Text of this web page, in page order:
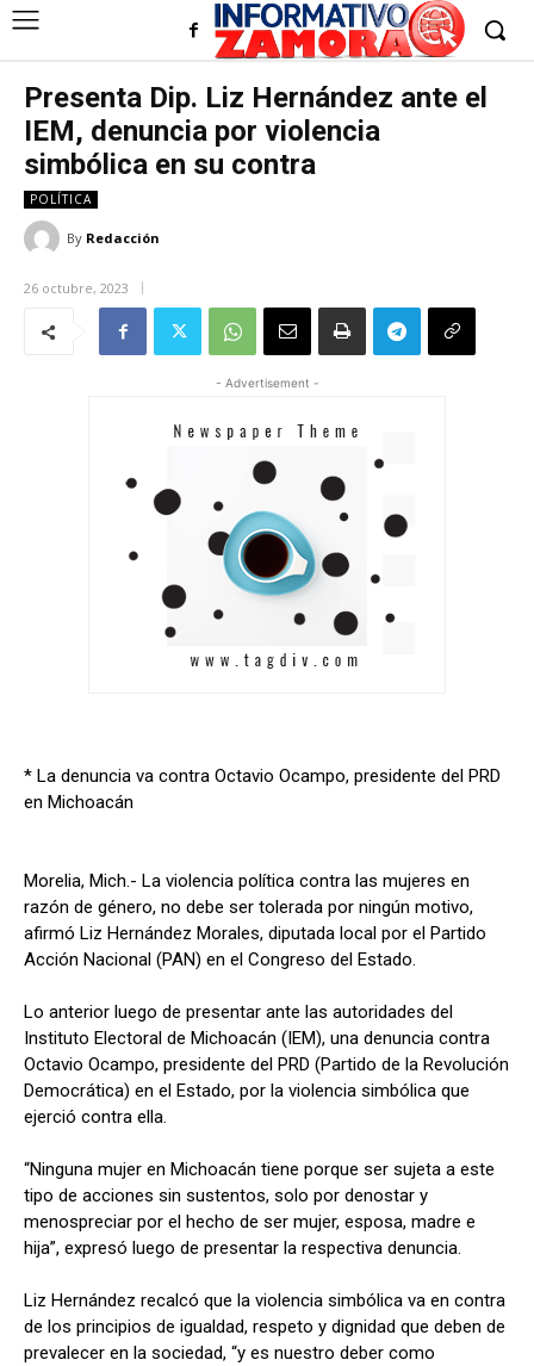
Presenta Dip. Liz Hernández ante el
IEM, denuncia por violencia
simbólica en su contra
POLÍTICA
By Redacción
26 octubre, 2023
- Advertisement -
* La denuncia va contra Octavio Ocampo, presidente del PRD
en Michoacán
Morelia, Mich.- La violencia política contra las mujeres en
razón de género, no debe ser tolerada por ningún motivo,
afirmó Liz Hernández Morales, diputada local por el Partido
Acción Nacional (PAN) en el Congreso del Estado.
Lo anterior luego de presentar ante las autoridades del
Instituto Electoral de Michoacán (IEM), una denuncia contra
Octavio Ocampo, presidente del PRD (Partido de la Revolución
Democrática) en el Estado, por la violencia simbólica que
ejerció contra ella.
“Ninguna mujer en Michoacán tiene porque ser sujeta a este
tipo de acciones sin sustentos, solo por denostar y
menospreciar por el hecho de ser mujer, esposa, madre e
hija”, expresó luego de presentar la respectiva denuncia.
Liz Hernández recalcó que la violencia simbólica va en contra
de los principios de igualdad, respeto y dignidad que deben de
prevalecer en la sociedad, “y es nuestro deber como